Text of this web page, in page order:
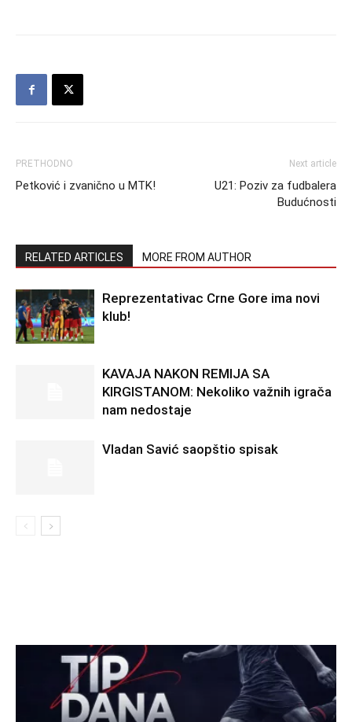
PRETHODNO
Petković i zvanično u MTK!
Next article
U21: Poziv za fudbalera
Budućnosti
RELATED ARTICLES MORE FROM AUTHOR
Reprezentativac Crne Gore ima novi
klub!
KAVAJA NAKON REMIJA SA
KIRGISTANOM: Nekoliko važnih igrača
nam nedostaje
Vladan Savić saopštio spisak